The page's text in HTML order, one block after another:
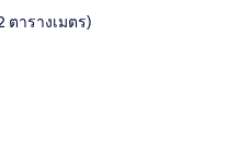
ตารางเมตร)